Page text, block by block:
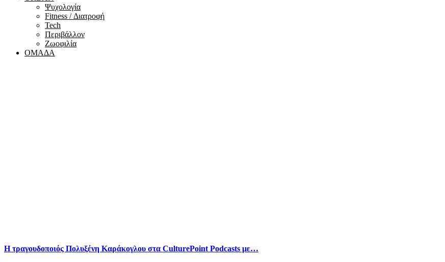
Ψυχολογία
Fitness / Διατροφή
Tech
Περιβάλλον
Ζωοφιλία
ΟΜΑΔΑ
Η τραγουδοποιός Πολυξένη Καράκογλου στα CulturePoint Podcasts με…